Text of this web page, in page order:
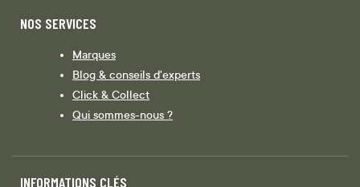
NOS SERVICES
Marques
Blog & conseils d'experts
Click & Collect
Qui sommes-nous ?
INFORMATIONS CLÉS